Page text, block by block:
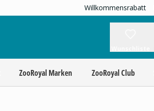
Willkommensrabatt
ZooRoyal Marken ZooRoyal Club